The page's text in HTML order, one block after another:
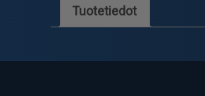
Tuotetiedot